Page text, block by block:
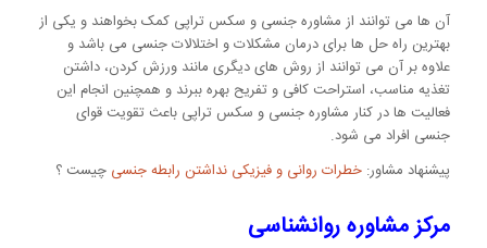
آن ها می توانند از مشاوره جنسی و سکس تراپی کمک بخواهند و یکی از
بهترین راه حل ها برای درمان مشکلات و اختلالات جنسی می باشد و
علاوه بر آن می توانند از روش های دیگری مانند ورزش کردن، داشتن
تغذیه مناسب، استراحت کافی و تفریح بهره ببرند و همچنین انجام این
فعالیت ها در کنار مشاوره جنسی و سکس تراپی باعث تقویت قوای
جنسی افراد می شود.
پیشنهاد مشاور: خطرات روانی و فیزیکی نداشتن رابطه جنسی چیست ؟
مرکز مشاوره روانشناسی